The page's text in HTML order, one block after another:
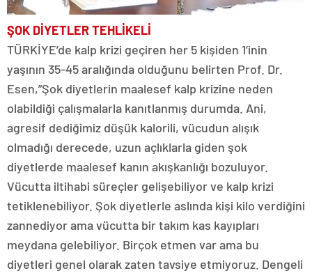
ŞOK DİYETLER TEHLİKELİ
TÜRKİYE’de kalp krizi geçiren her 5 kişiden 1’inin
yaşının 35-45 aralığında olduğunu belirten Prof. Dr.
Esen,”Şok diyetlerin maalesef kalp krizine neden
olabildiği çalışmalarla kanıtlanmış durumda. Ani,
agresif dediğimiz düşük kalorili, vücudun alışık
olmadığı derecede, uzun açlıklarla giden şok
diyetlerde maalesef kanın akışkanlığı bozuluyor.
Vücutta iltihabi süreçler gelişebiliyor ve kalp krizi
tetiklenebiliyor. Şok diyetlerle aslında kişi kilo verdiğini
zannediyor ama vücutta bir takım kas kayıpları
meydana gelebiliyor. Birçok etmen var ama bu
diyetleri genel olarak zaten tavsiye etmiyoruz. Dengeli